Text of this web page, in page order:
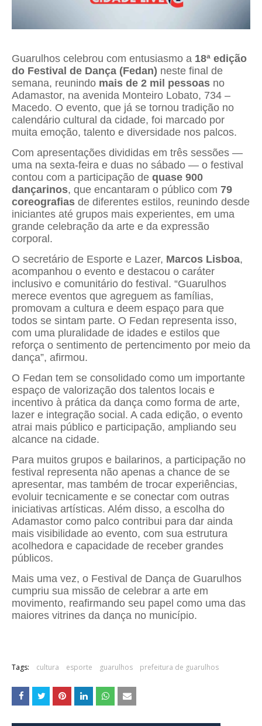
Guarulhos celebrou com entusiasmo a 18ª edição
do Festival de Dança (Fedan) neste final de
semana, reunindo mais de 2 mil pessoas no
Adamastor, na avenida Monteiro Lobato, 734 –
Macedo. O evento, que já se tornou tradição no
calendário cultural da cidade, foi marcado por
muita emoção, talento e diversidade nos palcos.
Com apresentações divididas em três sessões —
uma na sexta-feira e duas no sábado — o festival
contou com a participação de quase 900
dançarinos, que encantaram o público com 79
coreografias de diferentes estilos, reunindo desde
iniciantes até grupos mais experientes, em uma
grande celebração da arte e da expressão
corporal.
O secretário de Esporte e Lazer, Marcos Lisboa,
acompanhou o evento e destacou o caráter
inclusivo e comunitário do festival. “Guarulhos
merece eventos que agreguem as famílias,
promovam a cultura e deem espaço para que
todos se sintam parte. O Fedan representa isso,
com uma pluralidade de idades e estilos que
reforça o sentimento de pertencimento por meio da
dança”, afirmou.
O Fedan tem se consolidado como um importante
espaço de valorização dos talentos locais e
incentivo à prática da dança como forma de arte,
lazer e integração social. A cada edição, o evento
atrai mais público e participação, ampliando seu
alcance na cidade.
Para muitos grupos e bailarinos, a participação no
festival representa não apenas a chance de se
apresentar, mas também de trocar experiências,
evoluir tecnicamente e se conectar com outras
iniciativas artísticas. Além disso, a escolha do
Adamastor como palco contribui para dar ainda
mais visibilidade ao evento, com sua estrutura
acolhedora e capacidade de receber grandes
públicos.
Mais uma vez, o Festival de Dança de Guarulhos
cumpriu sua missão de celebrar a arte em
movimento, reafirmando seu papel como uma das
maiores vitrines da dança no município.
Tags: cultura esporte guarulhos prefeitura de guarulhos